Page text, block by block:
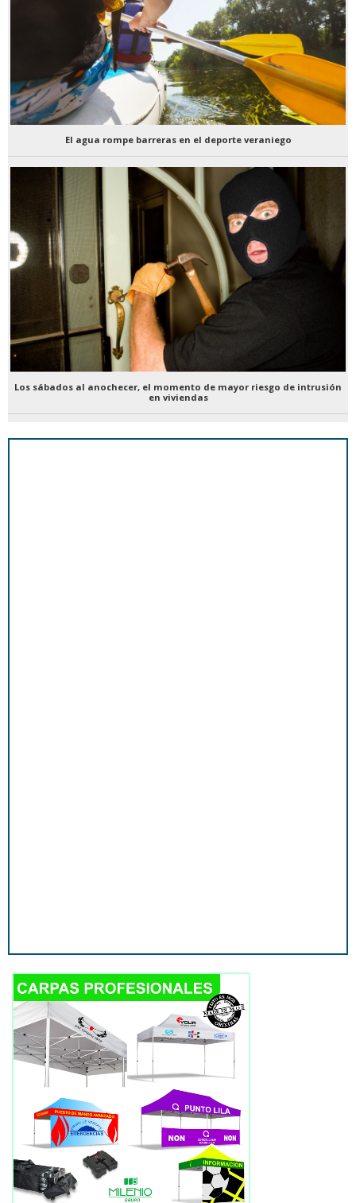
El agua rompe barreras en el deporte veraniego
Los sábados al anochecer, el momento de mayor riesgo de intrusión
en viviendas